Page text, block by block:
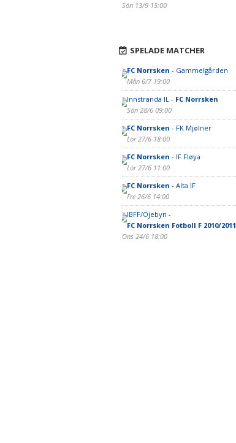
Sön 13/9 15:00
SPELADE MATCHER
FC Norrsken - Gammelgården
Mån 6/7 19:00
Innstranda IL - FC Norrsken
Sön 28/6 09:00
FC Norrsken - FK Mjølner
Lör 27/6 18:00
FC Norrsken - IF Fløya
Lör 27/6 11:00
FC Norrsken - Alta IF
Fre 26/6 14:00
IBFF/Öjebyn -
FC Norrsken Fotboll F 2010/2011
Ons 24/6 18:00